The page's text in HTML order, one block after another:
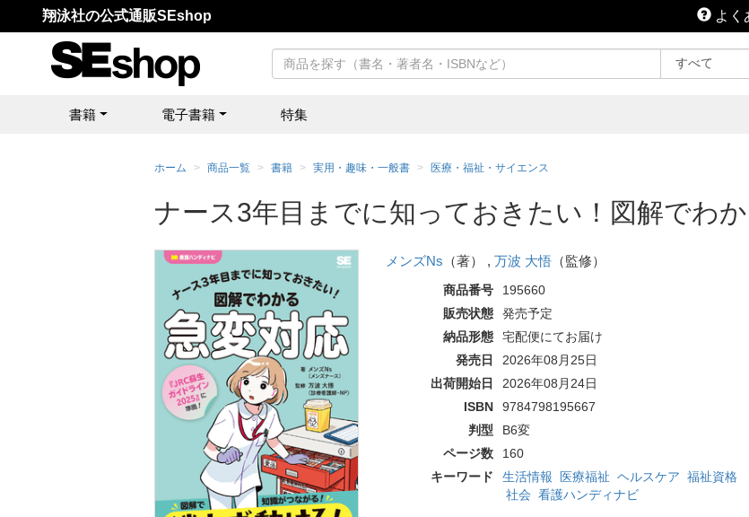
翔泳社の公式通販SEshop よく
書籍 電子書籍 特集
ホーム 商品一覧 書籍 実用・趣味・一般書 医療・福祉・サイエンス
ナース3年目までに知っておきたい！図解でわ
メンズNs （著） , 万波 大悟（監修）
商品番号
195660
販売状態
発売予定
納品形態
宅配便にてお届け
発売日
2026年08月25日
出荷開始日
2026年08月24日
ISBN
9784798195667
判型
B6変
ページ数
160
キーワード
生活情報 医療福祉 ヘルスケア 福祉資格
社会 看護ハンディナビ